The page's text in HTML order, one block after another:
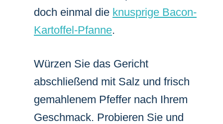
doch einmal die knusprige Bacon-
Kartoffel-Pfanne.
Würzen Sie das Gericht
abschließend mit Salz und frisch
gemahlenem Pfeffer nach Ihrem
Geschmack. Probieren Sie und